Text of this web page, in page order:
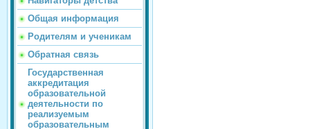
Общая информация
Родителям и ученикам
Обратная связь
Государственная
аккредитация
образовательной
деятельности по
реализуемым
образовательным